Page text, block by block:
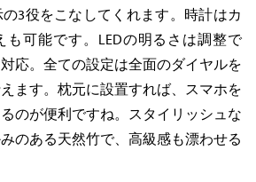
3役をこなしてくれます。時計はカ
も可能です。LEDの明るさは調整で
応。全ての設定は全面のダイヤルを
ます。枕元に設置すれば、スマホを
のが便利ですね。スタイリッシュな
のある天然竹で、高級感も漂わせる